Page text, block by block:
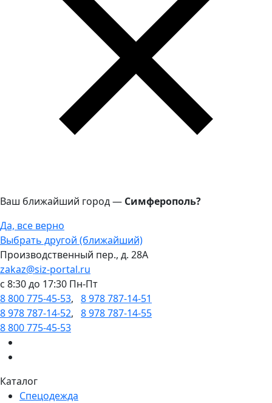
Ваш ближайший город — Симферополь?
Да, все верно
Выбрать другой (ближайший)
Производственный пер., д. 28А
zakaz@siz-portal.ru
c 8:30 до 17:30 Пн-Пт
8 800 775-45-53, 8 978 787-14-51
8 978 787-14-52, 8 978 787-14-55
8 800 775-45-53
Каталог
Спецодежда